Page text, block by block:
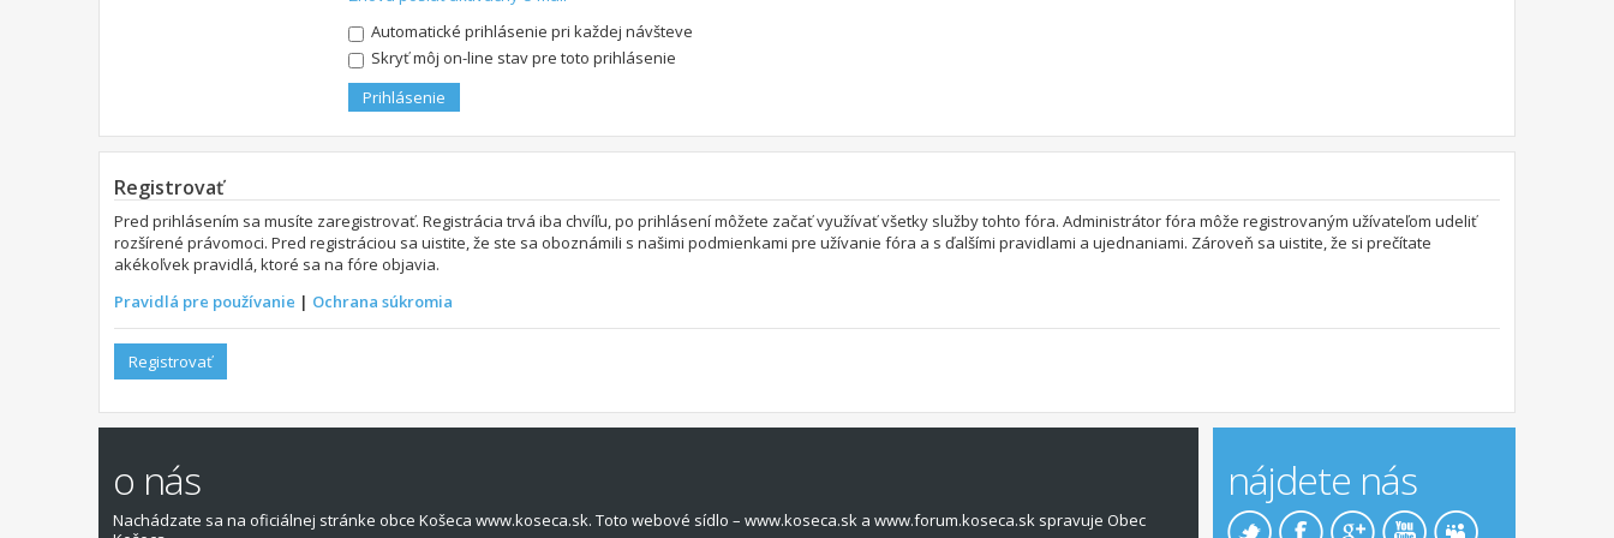
Automatické prihlásenie pri každej návšteve
Skryť môj on-line stav pre toto prihlásenie
Registrovať
Pred prihlásením sa musíte zaregistrovať. Registrácia trvá iba chvíľu, po prihlásení môžete začať využívať všetky služby tohto fóra. Administrátor fóra môže registrovaným užívateľom udeliť
rozšírené právomoci. Pred registráciou sa uistite, že ste sa oboznámili s našimi podmienkami pre užívanie fóra a s ďalšími pravidlami a ujednaniami. Zároveň sa uistite, že si prečítate
akékoľvek pravidlá, ktoré sa na fóre objavia.
Pravidlá pre používanie | Ochrana súkromia
Registrovať
o nás
Nachádzate sa na oficiálnej stránke obce Košeca www.koseca.sk. Toto webové sídlo – www.koseca.sk a www.forum.koseca.sk spravuje Obec
nájdete nás